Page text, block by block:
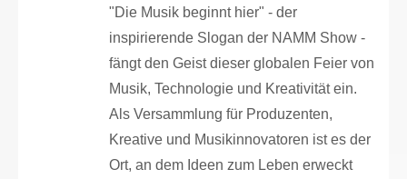
"Die Musik beginnt hier" - der
inspirierende Slogan der NAMM Show -
fängt den Geist dieser globalen Feier von
Musik, Technologie und Kreativität ein.
Als Versammlung für Produzenten,
Kreative und Musikinnovatoren ist es der
Ort, an dem Ideen zum Leben erweckt